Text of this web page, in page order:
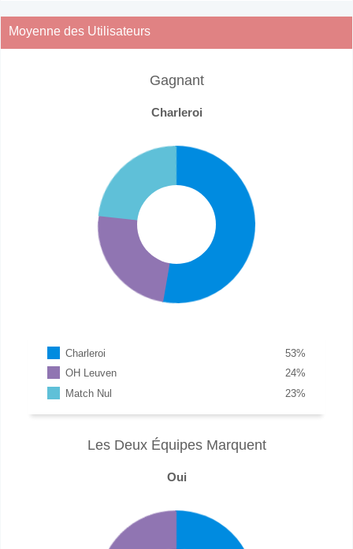
Moyenne des Utilisateurs
Gagnant
Charleroi
Charleroi %
53
OH Leuven
%
24
Match Nul
%
23
Les Deux Équipes Marquent
Oui